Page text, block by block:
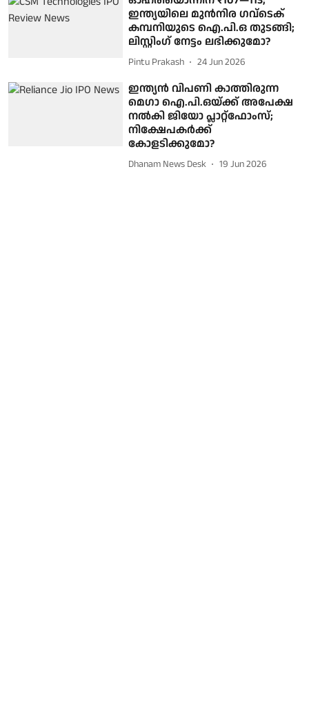
ഇന്ത്യയിലെ മുൻനിര ​ഗവ്ടെക്
കമ്പനിയുടെ ഐ.പി.ഒ തുടങ്ങി; ​
ലി​സ്റ്റിം​ഗ് നേട്ടം ലഭിക്കുമോ?
Pintu Prakash 24 Jun 2026
ഇന്ത്യൻ വിപണി കാത്തിരുന്ന
മെഗാ ഐ.പി.ഒയ്ക്ക് അപേക്ഷ
നൽകി ജിയോ പ്ലാറ്റ്‌ഫോംസ്;
നിക്ഷേപകർക്ക്
കോളടിക്കുമോ?
Dhanam News Desk 19 Jun 2026